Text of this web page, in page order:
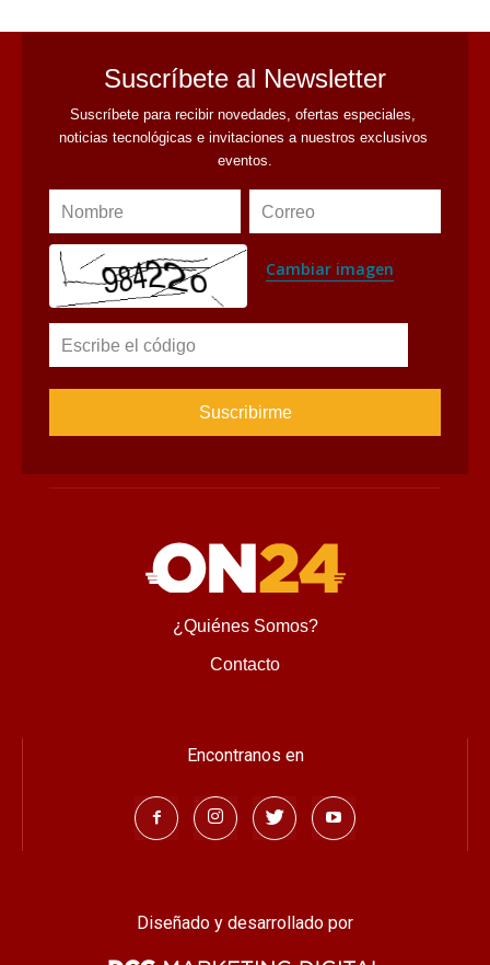
Suscríbete al Newsletter
Suscríbete para recibir novedades, ofertas especiales,
noticias tecnológicas e invitaciones a nuestros exclusivos
eventos.
Nombre Correo
Cambiar imagen
Escribe el código
¿Quiénes Somos?
Contacto
Encontranos en
Diseñado y desarrollado por